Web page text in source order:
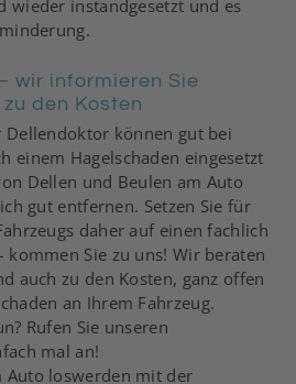
wieder instandgesetzt und es
wir informieren Sie
den Kosten
Dellendoktor können gut bei
einem Hagelschaden eingesetzt
Dellen und Beulen am Auto
gut entfernen. Setzen Sie für
daher auf einen fachlich
kommen Sie zu uns! Wir beraten
auch zu den Kosten, ganz offen
an Ihrem Fahrzeug.
Rufen Sie unseren
mal an!
Auto loswerden mit der